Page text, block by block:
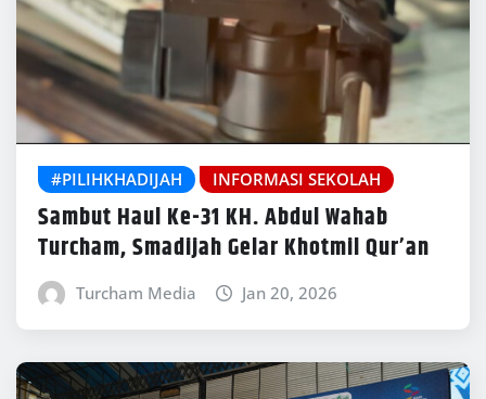
#PILIHKHADIJAH INFORMASI SEKOLAH
Sambut Haul Ke-31 KH. Abdul Wahab
Turcham, Smadijah Gelar Khotmil Qur’an
Turcham Media Jan 20, 2026